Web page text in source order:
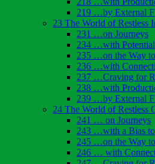
219 …by External
23 The World of Restless
231 …on Journeys
234 …with
235 …on the Way
236 …with
237 …Craving for
238 …with
239 …by External
24 The World of Restless
241 … on Journeys
243 …with a Bias
245 …on the Way
246 … with